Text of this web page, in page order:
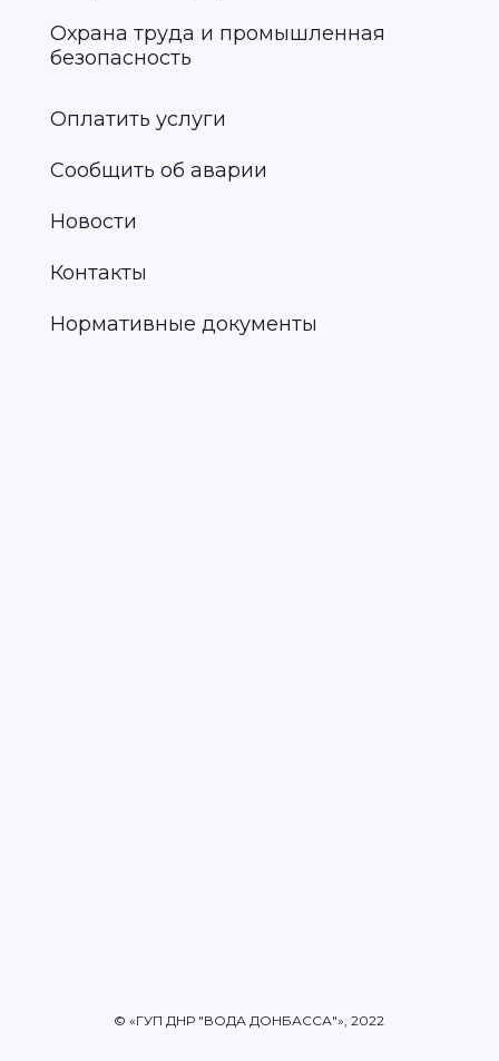
Охрана труда и промышленная
безопасность
Оплатить услуги
Сообщить об аварии
Новости
Контакты
Нормативные документы
© «ГУП ДНР "ВОДА ДОНБАССА"», 2022